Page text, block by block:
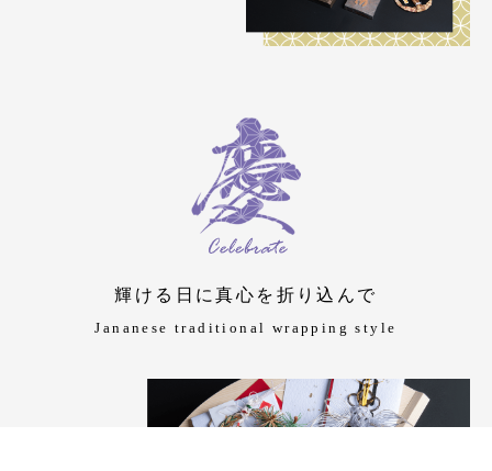
輝ける日に真心を折り込んで
Jananese traditional wrapping style